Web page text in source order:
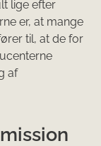
lige efter
er, at mange
til, at de for
af